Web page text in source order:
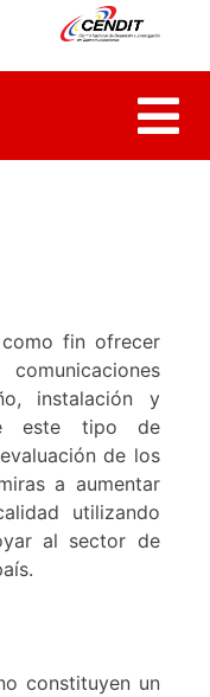
fin ofrecer
instalación y
este tipo de
de los
a aumentar
utilizando
al sector de
constituyen un